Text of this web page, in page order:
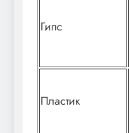
Гипс
Пластик